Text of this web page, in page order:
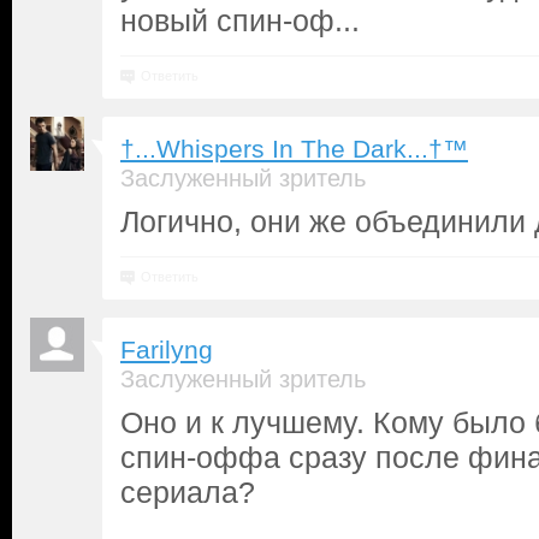
новый спин-оф...
†...Whispers In The Dark...†™
Заслуженный зритель
Логично, они же объединили
Farilyng
Заслуженный зритель
Оно и к лучшему. Кому было
спин-оффа сразу после
сериала?